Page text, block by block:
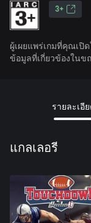
3+
ผู้เผยแพร่เกมที่คุณเปิ
ข้อมูลที่เกี่ยวข้องใน
รายละเอี
แกลเลอรี